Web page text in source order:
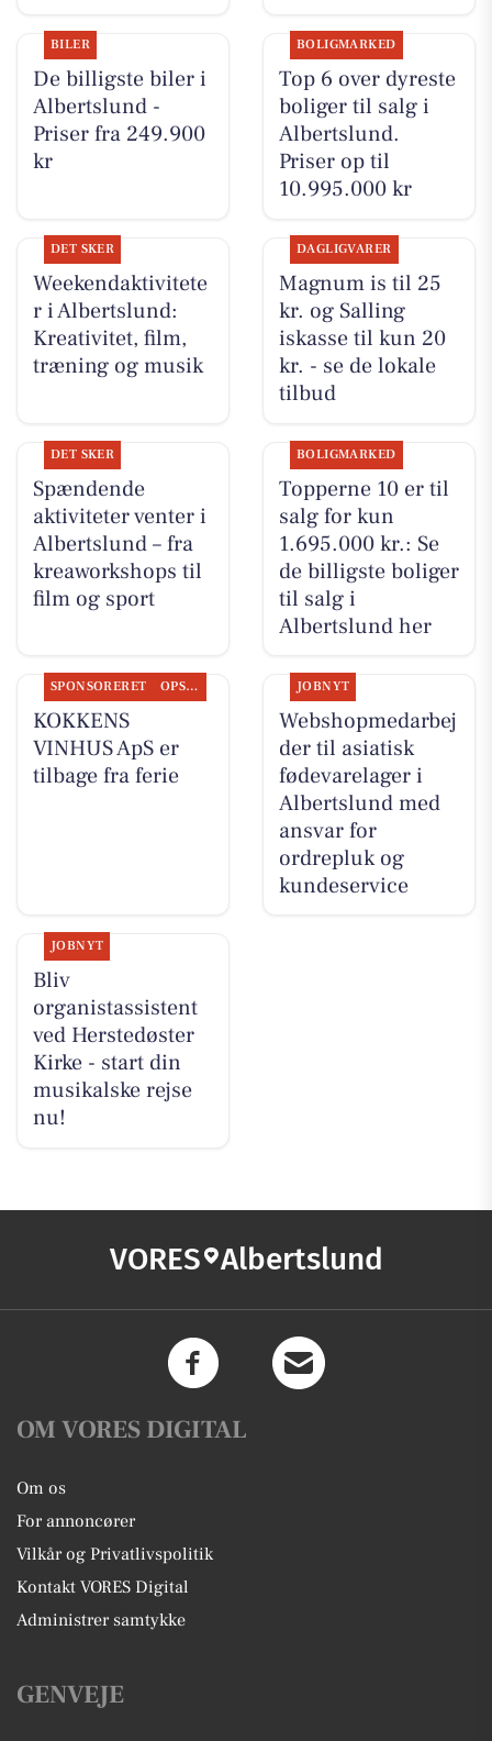
BILER
De billigste biler i
Albertslund -
Priser fra 249.900
kr
BOLIGMARKED
Top 6 over dyreste
boliger til salg i
Albertslund.
Priser op til
10.995.000 kr
DET SKER
Weekendaktivitete
r i Albertslund:
Kreativitet, film,
træning og musik
DAGLIGVARER
Magnum is til 25
kr. og Salling
iskasse til kun 20
kr. - se de lokale
tilbud
DET SKER
Spændende
aktiviteter venter i
Albertslund – fra
kreaworkshops til
film og sport
BOLIGMARKED
Topperne 10 er til
salg for kun
1.695.000 kr.: Se
de billigste boliger
til salg i
Albertslund her
SPONSORERET OPSLAGSTAVLEN
KOKKENS
VINHUS ApS er
tilbage fra ferie
JOBNYT
Webshopmedarbej
der til asiatisk
fødevarelager i
Albertslund med
ansvar for
ordrepluk og
kundeservice
JOBNYT
Bliv
organistassistent
ved Herstedøster
Kirke - start din
musikalske rejse
nu!
VORES Albertslund
OM VORES DIGITAL
Om os
For annoncører
Vilkår og Privatlivspolitik
Kontakt VORES Digital
Administrer samtykke
GENVEJE